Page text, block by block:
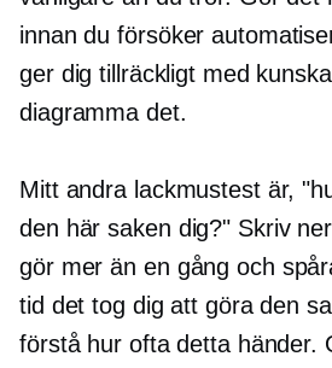
innan du försöker
ger dig tillräckligt med
diagramma det.
Mitt andra lackmustest är,
den här saken dig?" Skriv
gör mer än en gång och
tid det tog dig att göra den
förstå hur ofta detta händer.